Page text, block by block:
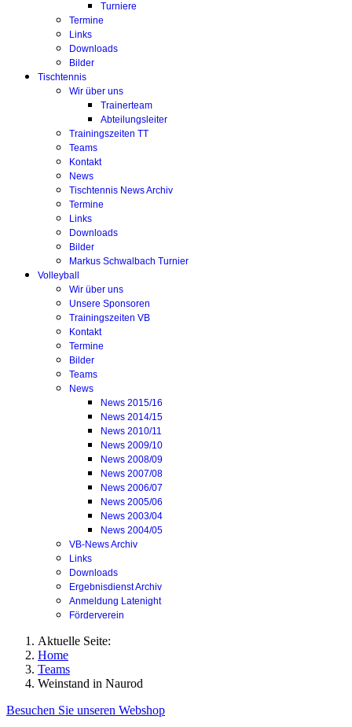
Turniere
Termine
Links
Downloads
Bilder
Tischtennis
Wir über uns
Trainerteam
Abteilungsleiter
Trainingszeiten TT
Teams
Kontakt
News
Tischtennis News Archiv
Termine
Links
Downloads
Bilder
Markus Schwalbach Turnier
Volleyball
Wir über uns
Unsere Sponsoren
Trainingszeiten VB
Kontakt
Termine
Bilder
Teams
News
News 2015/16
News 2014/15
News 2010/11
News 2009/10
News 2008/09
News 2007/08
News 2006/07
News 2005/06
News 2003/04
News 2004/05
VB-News Archiv
Links
Downloads
Ergebnisdienst Archiv
Anmeldung Latenight
Förderverein
Aktuelle Seite:
Home
Teams
Weinstand in Naurod
Besuchen Sie unseren Webshop